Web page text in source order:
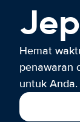
Hemat
penawaran
untuk Anda.